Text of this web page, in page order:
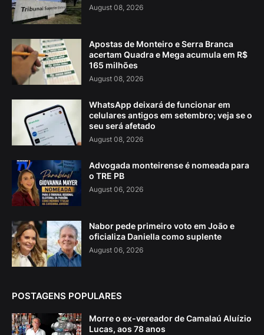
August 08, 2026
Apostas de Monteiro e Serra Branca
acertam Quadra e Mega acumula em R$
165 milhões
August 08, 2026
WhatsApp deixará de funcionar em
celulares antigos em setembro; veja se o
seu será afetado
August 08, 2026
Advogada monteirense é nomeada para
o TRE PB
August 06, 2026
Nabor pede primeiro voto em João e
oficializa Daniella como suplente
August 06, 2026
POSTAGENS POPULARES
Morre o ex-vereador de Camalaú Aluízio
Lucas, aos 78 anos